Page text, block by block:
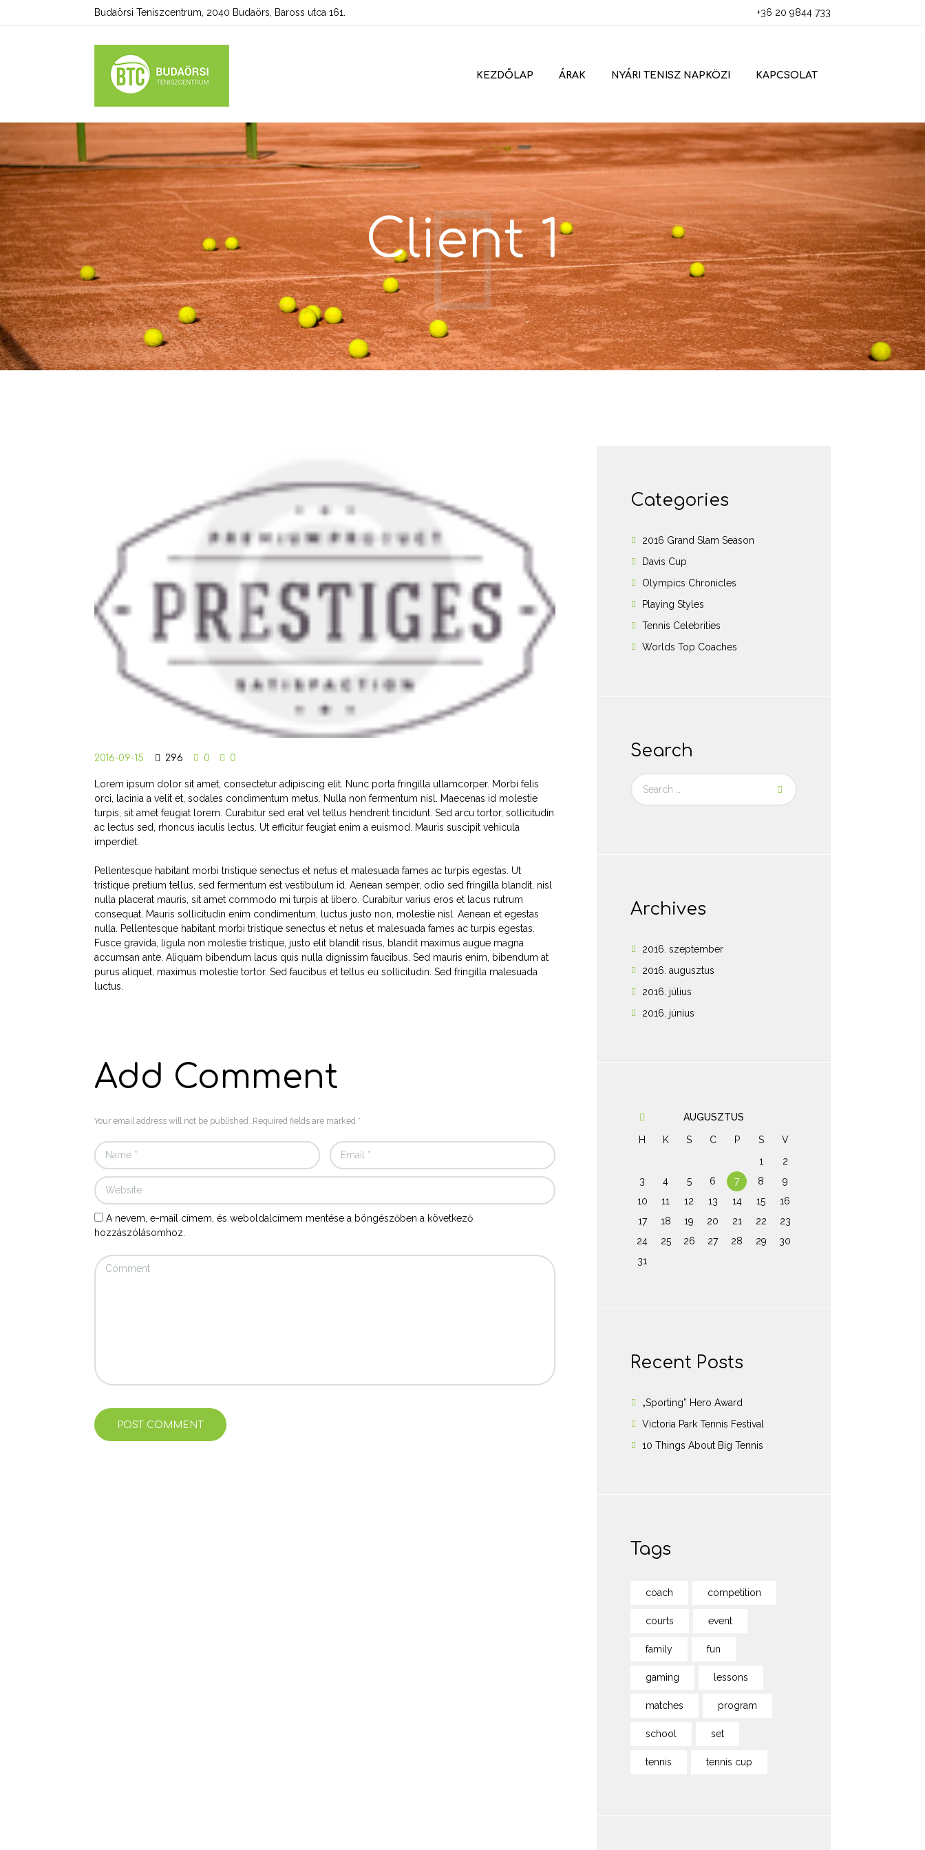
Budaörsi Teniszcentrum, 2040 Budaörs, Baross utca 161. +36 20 9844 733
KEZDŐLAP ÁRAK NYÁRI TENISZ NAPKÖZI KAPCSOLAT
Client 1
2016-09-15 296 0 0
Lorem ipsum dolor sit amet, consectetur adipiscing elit. Nunc porta fringilla ullamcorper. Morbi felis
orci, lacinia a velit et, sodales condimentum metus. Nulla non fermentum nisl. Maecenas id molestie
turpis, sit amet feugiat lorem. Curabitur sed erat vel tellus hendrerit tincidunt. Sed arcu tortor, sollicitudin
ac lectus sed, rhoncus iaculis lectus. Ut efficitur feugiat enim a euismod. Mauris suscipit vehicula
imperdiet.
Pellentesque habitant morbi tristique senectus et netus et malesuada fames ac turpis egestas. Ut
tristique pretium tellus, sed fermentum est vestibulum id. Aenean semper, odio sed fringilla blandit, nisl
nulla placerat mauris, sit amet commodo mi turpis at libero. Curabitur varius eros et lacus rutrum
consequat. Mauris sollicitudin enim condimentum, luctus justo non, molestie nisl. Aenean et egestas
nulla. Pellentesque habitant morbi tristique senectus et netus et malesuada fames ac turpis egestas.
Fusce gravida, ligula non molestie tristique, justo elit blandit risus, blandit maximus augue magna
accumsan ante. Aliquam bibendum lacus quis nulla dignissim faucibus. Sed mauris enim, bibendum at
purus aliquet, maximus molestie tortor. Sed faucibus et tellus eu sollicitudin. Sed fringilla malesuada
luctus.
Add Comment
Your email address will not be published. Required fields are marked *
A nevem, e-mail címem, és weboldalcímem mentése a böngészőben a következő
hozzászólásomhoz.
Categories
2016 Grand Slam Season
Davis Cup
Olympics Chronicles
Playing Styles
Tennis Celebrities
Worlds Top Coaches
Search
Archives
2016. szeptember
2016. augusztus
2016. július
2016. június
AUGUSZTUS
H K S C P S
V
1
2
3
4 5 6 7 8
9
10
11 12 13 14 15
16
17
18 19 20 21 22
23
24
25 26 27 28 29
30
31
Recent Posts
„Sporting” Hero Award
Victoria Park Tennis Festival
10 Things About Big Tennis
Tags
coach competition
courts event
family fun
gaming lessons
matches program
school set
tennis tennis cup